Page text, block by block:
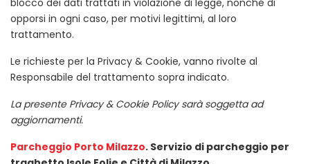
blocco dei dati trattati in violazione di legge, nonché di
opporsi in ogni caso, per motivi legittimi, al loro
trattamento.
Le richieste per la Privacy & Cookie, vanno rivolte al
Responsabile del trattamento sopra indicato.
La presente Privacy & Cookie Policy sarà soggetta ad
aggiornamenti.
Parcheggio Porto Milazzo. Servizio di parcheggio per